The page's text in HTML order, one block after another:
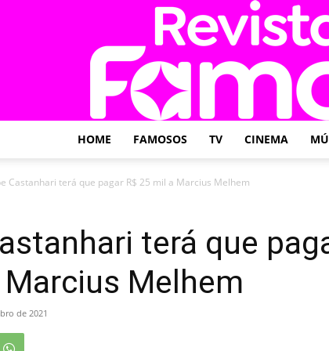
HOME FAMOSOS TV CINEMA
Castanhari terá que pagar R$ 25 mil a Marcius Melhem
terá que
Melhem
de 2021